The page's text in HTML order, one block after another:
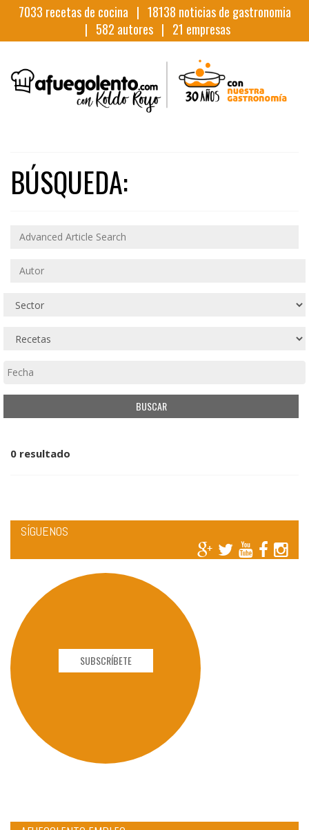
7033 recetas de cocina | 18138 noticias de gastronomia
| 582 autores | 21 empresas
BÚSQUEDA:
0 resultado
SÍGUENOS
SUBSCRÍBETE